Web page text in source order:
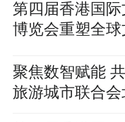
第四届香港国
博览会重塑全球
聚焦数智赋能
旅游城市联合